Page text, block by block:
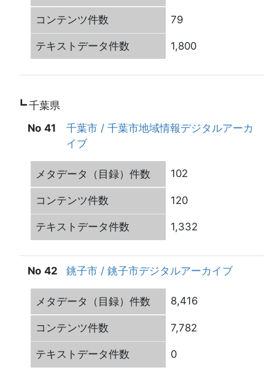
79
1,800
千葉県
千葉市 / 千葉市地域情報デジタルアーカ
イブ
41
102
120
1,332
銚子市 / 銚子市デジタルアーカイブ
42
8,416
7,782
0